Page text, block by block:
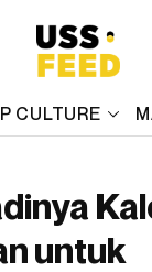
CULTURE
untuk